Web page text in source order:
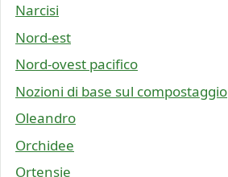
Narcisi
Nord-est
Nord-ovest pacifico
Nozioni di base sul compostaggio
Oleandro
Orchidee
Ortensie